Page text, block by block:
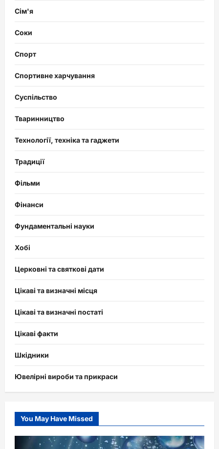
Сім'я
Соки
Спорт
Спортивне харчування
Суспільство
Тваринництво
Технології, техніка та гаджети
Традиції
Фільми
Фінанси
Фундаментальні науки
Хобі
Церковні та святкові дати
Цікаві та визначні місця
Цікаві та визначні постаті
Цікаві факти
Шкідники
Ювелірні вироби та прикраси
You May Have Missed